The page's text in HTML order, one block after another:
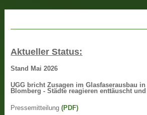
Aktueller Status:
Stand Mai 2026
UGG bricht Zusagen im Glasfaserausbau
Blomberg - Städte reagieren enttäuscht
Pressemitteilung(PDF)